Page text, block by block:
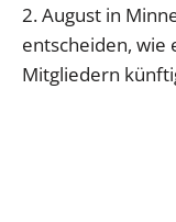
2. August in
entscheiden, wie
Mitgliedern